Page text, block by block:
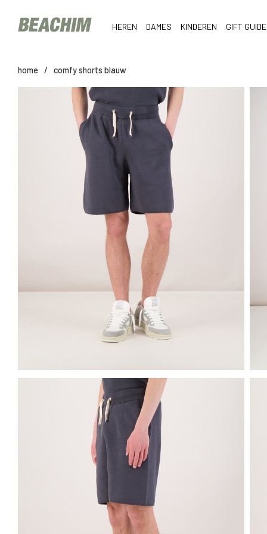
HEREN DAMES KINDEREN GIFT GUIDE
home / comfy shorts blauw